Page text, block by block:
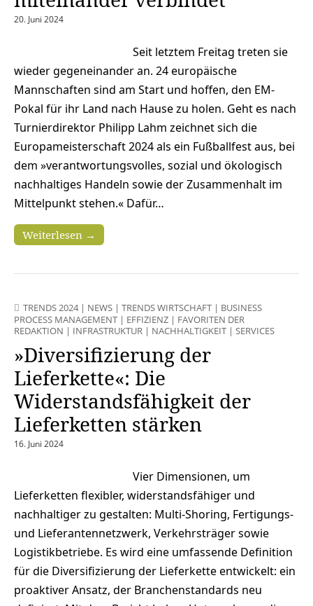
20. Juni 2024
Seit letztem Freitag treten sie
wieder gegeneinander an. 24 europäische
Mannschaften sind am Start und hoffen, den EM-
Pokal für ihr Land nach Hause zu holen. Geht es nach
Turnierdirektor Philipp Lahm zeichnet sich die
Europameisterschaft 2024 als ein Fußballfest aus, bei
dem »verantwortungsvolles, sozial und ökologisch
nachhaltiges Handeln sowie der Zusammenhalt im
Mittelpunkt stehen.« Dafür…
Weiterlesen →
TRENDS 2024| NEWS | TRENDS WIRTSCHAFT | BUSINESS
PROCESS MANAGEMENT | EFFIZIENZ | FAVORITEN DER
REDAKTION | INFRASTRUKTUR | NACHHALTIGKEIT | SERVICES
»Diversifizierung der
Lieferkette«: Die
Widerstandsfähigkeit der
Lieferketten stärken
16. Juni 2024
Vier Dimensionen, um
Lieferketten flexibler, widerstandsfähiger und
nachhaltiger zu gestalten: Multi-Shoring, Fertigungs-
und Lieferantennetzwerk, Verkehrsträger sowie
Logistikbetriebe. Es wird eine umfassende Definition
für die Diversifizierung der Lieferkette entwickelt: ein
proaktiver Ansatz, der Branchenstandards neu